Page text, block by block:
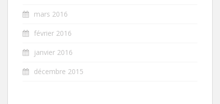
mars 2016
février 2016
janvier 2016
décembre 2015